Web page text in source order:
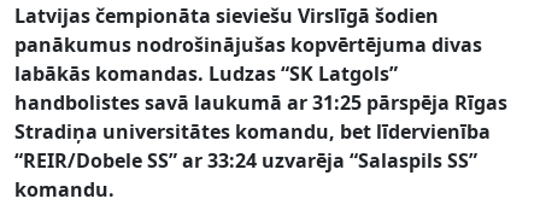
Latvijas čempionāta sieviešu Virslīgā šodien
panākumus nodrošinājušas kopvērtējuma divas
labākās komandas. Ludzas “SK Latgols”
handbolistes savā laukumā ar 31:25 pārspēja Rīgas
Stradiņa universitātes komandu, bet līdervienība
“REIR/Dobele SS” ar 33:24 uzvarēja “Salaspils SS”
komandu.